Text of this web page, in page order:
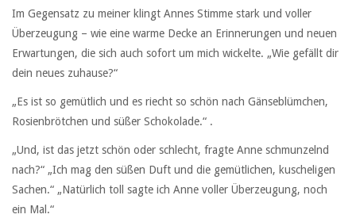
Im Gegensatz zu meiner klingt Annes Stimme stark und voller
Überzeugung – wie eine warme Decke an Erinnerungen und neuen
Erwartungen, die sich auch sofort um mich wickelte. „Wie gefällt dir
dein neues zuhause?“
„Es ist so gemütlich und es riecht so schön nach Gänseblümchen,
Rosienbrötchen und süßer Schokolade.“ .
„Und, ist das jetzt schön oder schlecht, fragte Anne schmunzelnd
nach?“ „Ich mag den süßen Duft und die gemütlichen, kuscheligen
Sachen.“ „Natürlich toll sagte ich Anne voller Überzeugung, noch
ein Mal.“